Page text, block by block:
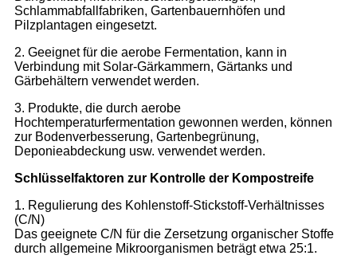
Schlammabfallfabriken, Gartenbauernhöfen und
Pilzplantagen eingesetzt.
2. Geeignet für die aerobe Fermentation, kann in
Verbindung mit Solar-Gärkammern, Gärtanks und
Gärbehältern verwendet werden.
3. Produkte, die durch aerobe
Hochtemperaturfermentation gewonnen werden, können
zur Bodenverbesserung, Gartenbegrünung,
Deponieabdeckung usw. verwendet werden.
Schlüsselfaktoren zur Kontrolle der Kompostreife
1. Regulierung des Kohlenstoff-Stickstoff-Verhältnisses
(C/N)
Das geeignete C/N für die Zersetzung organischer Stoffe
durch allgemeine Mikroorganismen beträgt etwa 25:1.